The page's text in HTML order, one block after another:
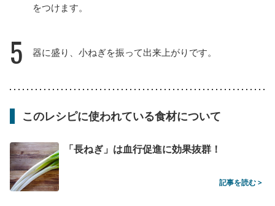
をつけます。
5 器に盛り、小ねぎを振って出来上がりです。
このレシピに使われている食材について
「長ねぎ」は血行促進に効果抜群！
記事を読む >